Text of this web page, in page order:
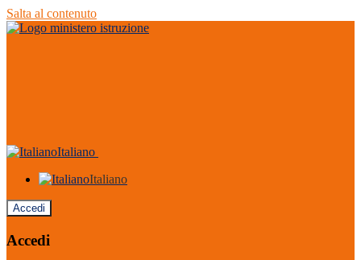
Salta al contenuto
Italiano
Italiano
Accedi
Accedi